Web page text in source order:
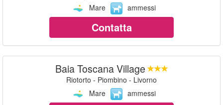
Mare
ammessi
Contatta
Baia Toscana Village
Riotorto - Piombino - Livorno
Mare
ammessi